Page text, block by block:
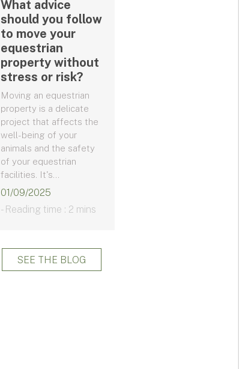
What advice
should you follow
to move your
equestrian
property without
stress or risk?
Moving an equestrian
property is a delicate
project that affects the
well-being of your
animals and the safety
of your equestrian
facilities. It's...
01/09/2025
- Reading time : 2 mins
SEE THE BLOG